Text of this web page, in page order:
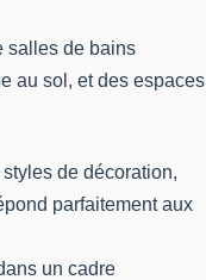
salles de bains
au sol, et des espaces
de décoration,
parfaitement aux
un cadre